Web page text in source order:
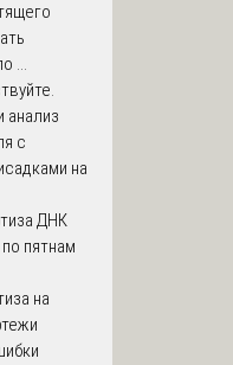
...
анализ
с
на
ДНК
пятнам
на